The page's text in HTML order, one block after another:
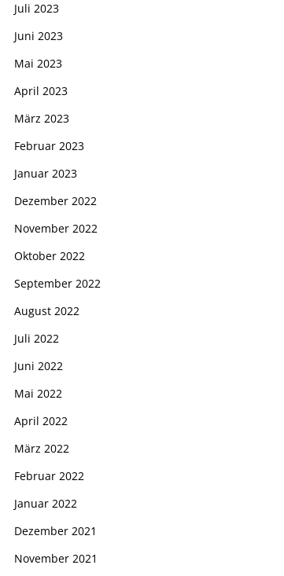
Juli 2023
Juni 2023
Mai 2023
April 2023
März 2023
Februar 2023
Januar 2023
Dezember 2022
November 2022
Oktober 2022
September 2022
August 2022
Juli 2022
Juni 2022
Mai 2022
April 2022
März 2022
Februar 2022
Januar 2022
Dezember 2021
November 2021